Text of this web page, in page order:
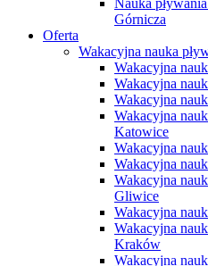
Nauka
Górnicza
Oferta
Wakacyjna nauka
Wakacyjna
Wakacyjna
Wakacyjna
Wakacyjna
Katowice
Wakacyjna
Wakacyjna
Wakacyjna
Gliwice
Wakacyjna
Wakacyjna
Kraków
Wakacyjna